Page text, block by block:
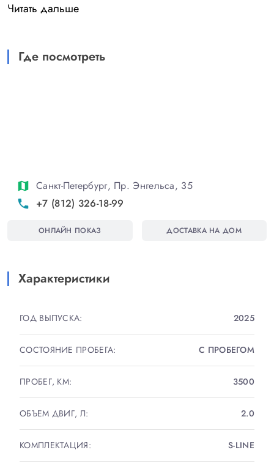
ПОЛНАЯ РУСИФИКАЦИЯ. ОПЛАЧЕН
КОММЕРЧЕСКИЙ УТИЛИЗАЦИОННЫЙ СБОР. НЕТ
НИКАКИХ ОГРАНИЧЕНИЙ НА ПРОДАЖУ.
ВЛАДЕЛЬЦЕМ!
КОЖАНЫЙ САЛОН НАППА,
МАТРИЧНЫЕ ФАРЫ
ПРОЕКЦИЯ НА ЛОБОВОЕ СТЕКЛО,
ЭЛЕКТРОРЕГУЛИРОВКА СИДЕНИЙ С ПАМЯТЬЮ И
ПОДКАЧКОЙ,
Читать дальше
Где посмотреть
map Санкт-Петербург, Пр. Энгельса, 35
phone +7 (812) 326-18-99
ОНЛАЙН ПОКАЗ ДОСТАВКА НА ДОМ
Характеристики
ГОД ВЫПУСКА: 2025
СОСТОЯНИЕ ПРОБЕГА: С ПРОБЕГОМ
ПРОБЕГ, КМ: 3500
ОБЪЕМ ДВИГ, Л: 2.0
КОМПЛЕКТАЦИЯ: S-LINE